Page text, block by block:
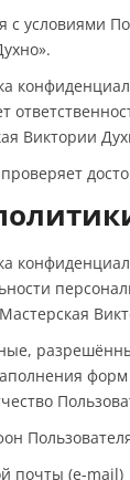
с условиями
Виктории
Мастерская
почты (e-mail)